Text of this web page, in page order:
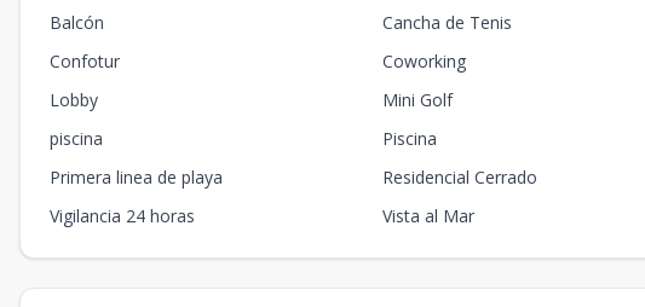
Balcón
Cancha de Tenis
Confotur
Coworking
Lobby
Mini Golf
piscina
Piscina
Primera linea de playa
Residencial Cerrado
Vigilancia 24 horas
Vista al Mar